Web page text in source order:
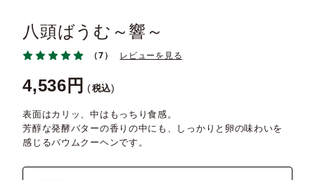
八頭ばうむ～響～
（7） レビューを見る
4,536 税込
表面はカリッ、中はもっちり食感。
芳醇な発酵バターの香りの中にも、しっかりと卵の味わいを
感じるバウムクーヘンです。